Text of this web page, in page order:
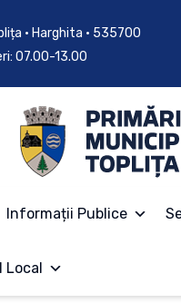
• Harghita • 535700
07.00-13.00
Informații Publice
Local